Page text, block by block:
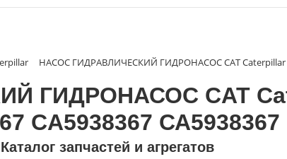
НАСОС ГИДРАВЛИЧЕСКИЙ ГИДРОНАСОС CAT Caterpillar |
ГИДРОНАСОС CAT
CA5938367 СА5938367
Каталог запчастей и агрегатов